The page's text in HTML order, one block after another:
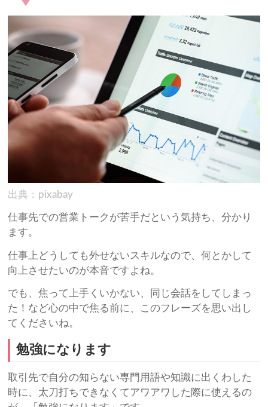
出典：pixabay
仕事先での営業トークが苦手だという気持ち、分かり
ます。
仕事上どうしても外せないスキルなので、何とかして
向上させたいのが本音ですよね。
でも、焦って上手くいかない、同じ会話をしてしまっ
た！など心の中で焦る前に、このフレーズを思い出し
てくださいね。
勉強になります
取引先で自分の知らない専門用語や知識に出くわした
時に、太刀打ちできなくてアワアワした際に使えるの